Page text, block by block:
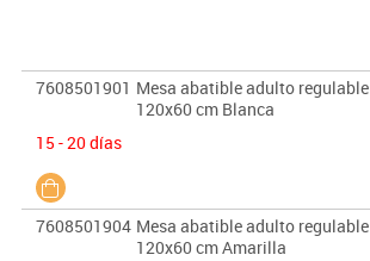
7608501901 Mesa abatible adulto regulable
120x60 cm Blanca
15 - 20 días
7608501904 Mesa abatible adulto regulable
120x60 cm Amarilla